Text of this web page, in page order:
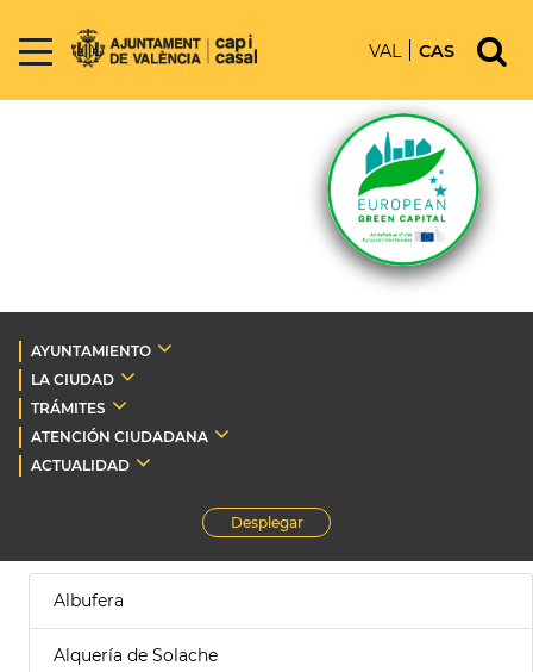
VAL CAS
AYUNTAMIENTO
LA CIUDAD
TRÁMITES
ATENCIÓN CIUDADANA
ACTUALIDAD
Desplegar
Albufera
Alquería de Solache